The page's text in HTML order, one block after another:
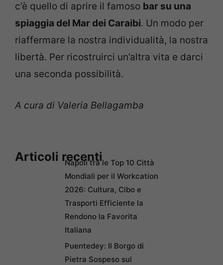
c’è quello di aprire il famoso bar su una
spiaggia del Mar dei Caraibi. Un modo per
riaffermare la nostra individualità, la nostra
libertà. Per ricostruirci un’altra vita e darci
una seconda possibilità.
A cura di Valeria Bellagamba
Articoli recentiNapoli tra le Top 10 Città
Mondiali per il Workcation
2026: Cultura, Cibo e
Trasporti Efficiente la
Rendono la Favorita
Italiana
Puentedey: Il Borgo di
Pietra Sospeso sul